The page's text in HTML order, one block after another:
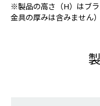
※製品の高さ（H）はブ
金具の厚みは含みません）